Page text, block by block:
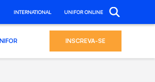
INTERNATIONAL UNIFOR ONLINE
INSCREVA-SE